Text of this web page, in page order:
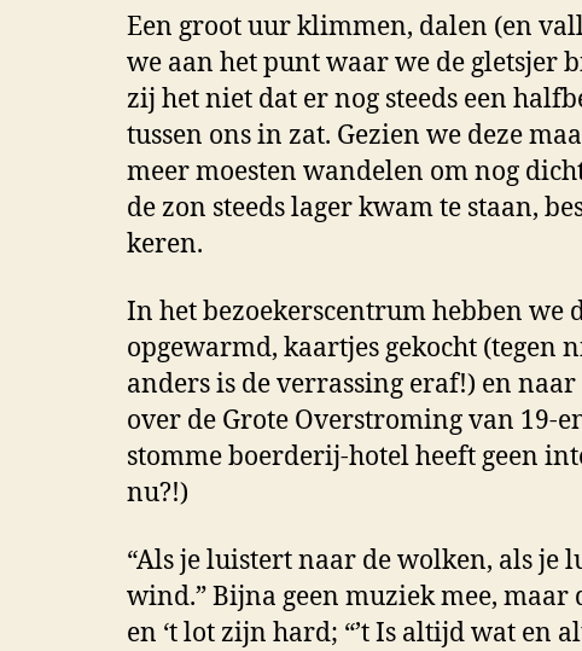
Een groot uur klimmen, dalen (en
we aan het punt waar we de gletsjer
zij het niet dat er nog steeds een
tussen ons in zat. Gezien we deze
meer moesten wandelen om nog
de zon steeds lager kwam te staan,
keren.
In het bezoekerscentrum hebben we
opgewarmd, kaartjes gekocht (tegen
anders is de verrassing eraf!) en
over de Grote Overstroming van 19-
stomme boerderij-hotel heeft geen
nu?!)
“Als je luistert naar de wolken, als je
wind.” Bijna geen muziek mee, maar
en ‘t lot zijn hard; “’t Is altijd wat en